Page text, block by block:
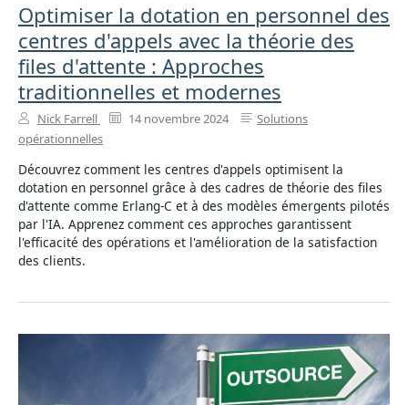
Optimiser la dotation en personnel des
centres d'appels avec la théorie des
files d'attente : Approches
traditionnelles et modernes
Nick Farrell 14 novembre 2024
Solutions
opérationnelles
Découvrez comment les centres d'appels optimisent la
dotation en personnel grâce à des cadres de théorie des files
d'attente comme Erlang-C et à des modèles émergents pilotés
par l'IA. Apprenez comment ces approches garantissent
l'efficacité des opérations et l'amélioration de la satisfaction
des clients.